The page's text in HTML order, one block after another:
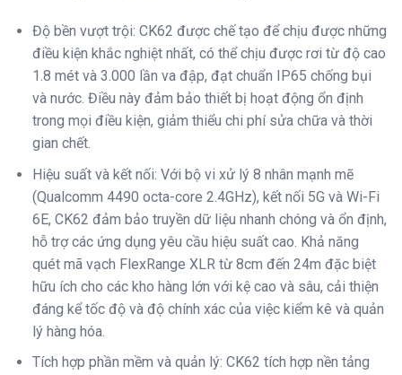
Độ bền vượt trội: CK62 được chế tạo để chịu được những
điều kiện khắc nghiệt nhất, có thể chịu được rơi từ độ cao
1.8 mét và 3.000 lần va đập, đạt chuẩn IP65 chống bụi
và nước. Điều này đảm bảo thiết bị hoạt động ổn định
trong mọi điều kiện, giảm thiểu chi phí sửa chữa và thời
gian chết.
Hiệu suất và kết nối: Với bộ vi xử lý 8 nhân mạnh mẽ
(Qualcomm 4490 octa-core 2.4GHz), kết nối 5G và Wi-Fi
6E, CK62 đảm bảo truyền dữ liệu nhanh chóng và ổn định,
hỗ trợ các ứng dụng yêu cầu hiệu suất cao. Khả năng
quét mã vạch FlexRange XLR từ 8cm đến 24m đặc biệt
hữu ích cho các kho hàng lớn với kệ cao và sâu, cải thiện
đáng kể tốc độ và độ chính xác của việc kiểm kê và quản
lý hàng hóa.
Tích hợp phần mềm và quản lý: CK62 tích hợp nền tảng